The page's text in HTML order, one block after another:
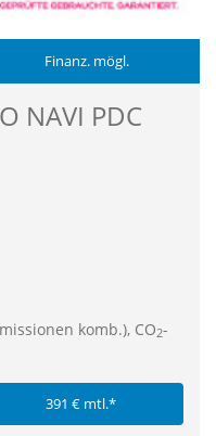
Finanz. mögl.
NAVI PDC
komb.), CO2-
391 € mtl.*